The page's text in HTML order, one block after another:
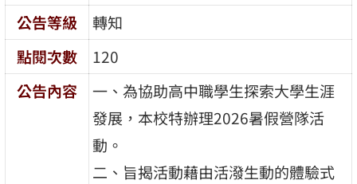
公告等級
轉知
點閱次數
120
公告內容
一、為協助高中職學生探索大學生涯
發展，本校特辦理2026暑假營隊活
動。
二、旨揭活動藉由活潑生動的體驗式